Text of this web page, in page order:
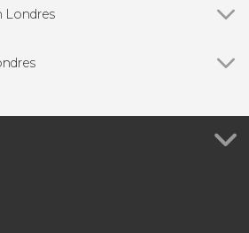
Potter de Londres
Londres
en Londres
en Londres
por el centro de Londres
Museo de Historia Natural
Stadium